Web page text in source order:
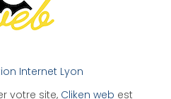
Internet Lyon
votre site, Cliken web est